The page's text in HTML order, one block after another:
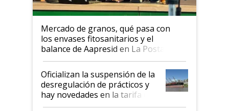
Mercado de granos, qué pasa con
los envases fitosanitarios y el
balance de Aapresid en La Posta
Oficializan la suspensión de la
desregulación de prácticos y
hay novedades en la tarifa de
la hidrovía